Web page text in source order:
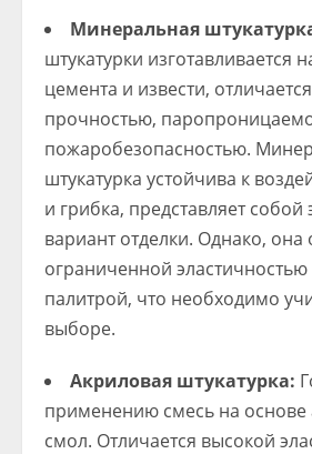
Минеральная
штукатурки изготавливается
цемента и извести,
прочностью,
пожаробезопасностью.
штукатурка устойчива к
и грибка, представляет
вариант отделки. Однако, она
ограниченной
палитрой, что необходимо
выборе.
Акриловая штукатурка:
применению смесь на основе
смол. Отличается высокой